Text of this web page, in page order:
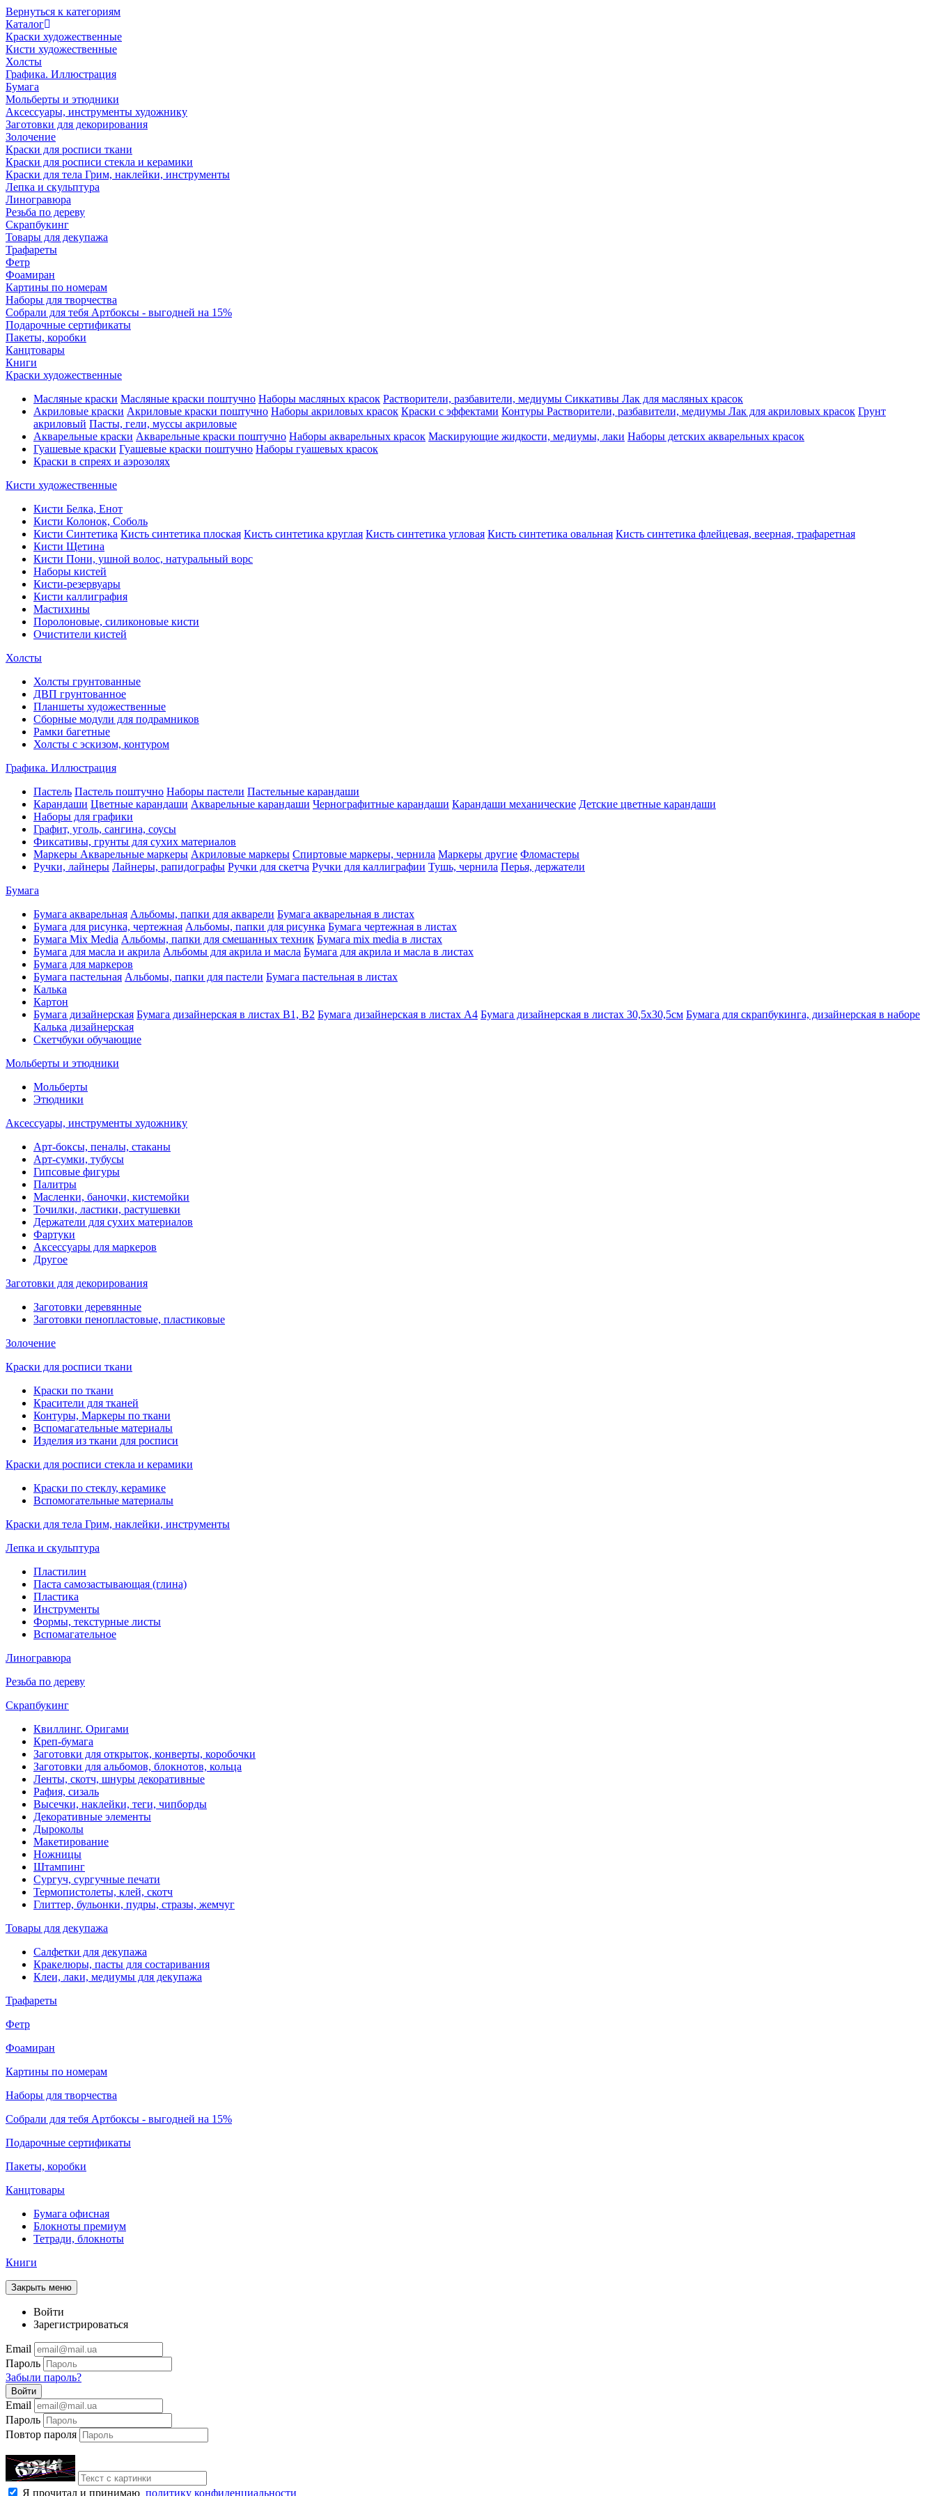
Вернуться к категориям
Каталог
Краски художественные
Кисти художественные
Холсты
Графика. Иллюстрация
Бумага
Мольберты и этюдники
Аксессуары, инструменты художнику
Заготовки для декорирования
Золочение
Краски для росписи ткани
Краски для росписи стекла и керамики
Краски для тела Грим, наклейки, инструменты
Лепка и скульптура
Линогравюра
Резьба по дереву
Скрапбукинг
Товары для декупажа
Трафареты
Фетр
Фоамиран
Картины по номерам
Наборы для творчества
Собрали для тебя Артбоксы - выгодней на 15%
Подарочные сертификаты
Пакеты, коробки
Канцтовары
Книги
Краски художественные
Масляные краски Масляные краски поштучно Наборы масляных красок Растворители, разбавители, медиумы Сиккативы Лак для масляных красок
Акриловые краски Акриловые краски поштучно Наборы акриловых красок Краски с эффектами Контуры Растворители, разбавители, медиумы Лак для акриловых красок Грунт
акриловый Пасты, гели, муссы акриловые
Акварельные краски Акварельные краски поштучно Наборы акварельных красок Маскирующие жидкости, медиумы, лаки Наборы детских акварельных красок
Гуашевые краски Гуашевые краски поштучно Наборы гуашевых красок
Краски в спреях и аэрозолях
Кисти художественные
Кисти Белка, Енот
Кисти Колонок, Соболь
Кисти Синтетика Кисть синтетика плоская Кисть синтетика круглая Кисть синтетика угловая Кисть синтетика овальная Кисть синтетика флейцевая, веерная, трафаретная
Кисти Щетина
Кисти Пони, ушной волос, натуральный ворс
Наборы кистей
Кисти-резервуары
Кисти каллиграфия
Мастихины
Поролоновые, силиконовые кисти
Очистители кистей
Холсты
Холсты грунтованные
ДВП грунтованное
Планшеты художественные
Сборные модули для подрамников
Рамки багетные
Холсты c эскизом, контуром
Графика. Иллюстрация
Пастель Пастель поштучно Наборы пастели Пастельные карандаши
Карандаши Цветные карандаши Акварельные карандаши Чернографитные карандаши Карандаши механические Детские цветные карандаши
Наборы для графики
Графит, уголь, сангина, соусы
Фиксативы, грунты для сухих материалов
Маркеры Акварельные маркеры Акриловые маркеры Спиртовые маркеры, чернила Маркеры другие Фломастеры
Ручки, лайнеры Лайнеры, рапидографы Ручки для скетча Ручки для каллиграфии Тушь, чернила Перья, держатели
Бумага
Бумага акварельная Альбомы, папки для акварели Бумага акварельная в листах
Бумага для рисунка, чертежная Альбомы, папки для рисунка Бумага чертежная в листах
Бумага Mix Media Альбомы, папки для смешанных техник Бумага mix media в листах
Бумага для масла и акрила Альбомы для акрила и масла Бумага для акрила и масла в листах
Бумага для маркеров
Бумага пастельная Альбомы, папки для пастели Бумага пастельная в листах
Калька
Картон
Бумага дизайнерская Бумага дизайнерская в листах В1, В2 Бумага дизайнерская в листах А4 Бумага дизайнерская в листах 30,5х30,5см Бумага для скрапбукинга, дизайнерская в наборе
Калька дизайнерская
Скетчбуки обучающие
Мольберты и этюдники
Мольберты
Этюдники
Аксессуары, инструменты художнику
Арт-боксы, пеналы, стаканы
Арт-сумки, тубусы
Гипсовые фигуры
Палитры
Масленки, баночки, кистемойки
Точилки, ластики, растушевки
Держатели для сухих материалов
Фартуки
Аксессуары для маркеров
Другое
Заготовки для декорирования
Заготовки деревянные
Заготовки пенопластовые, пластиковые
Золочение
Краски для росписи ткани
Краски по ткани
Красители для тканей
Контуры, Маркеры по ткани
Вспомагательные материалы
Изделия из ткани для росписи
Краски для росписи стекла и керамики
Краски по стеклу, керамике
Вспомогательные материалы
Краски для тела Грим, наклейки, инструменты
Лепка и скульптура
Пластилин
Паста самозастывающая (глина)
Пластика
Инструменты
Формы, текстурные листы
Вспомагательное
Линогравюра
Резьба по дереву
Скрапбукинг
Квиллинг. Оригами
Креп-бумага
Заготовки для открыток, конверты, коробочки
Заготовки для альбомов, блокнотов, кольца
Ленты, скотч, шнуры декоративные
Рафия, сизаль
Высечки, наклейки, теги, чипборды
Декоративные элементы
Дыроколы
Макетирование
Ножницы
Штампинг
Сургуч, сургучные печати
Термопистолеты, клей, скотч
Глиттер, бульонки, пудры, стразы, жемчуг
Товары для декупажа
Салфетки для декупажа
Кракелюры, пасты для состаривания
Клеи, лаки, медиумы для декупажа
Трафареты
Фетр
Фоамиран
Картины по номерам
Наборы для творчества
Собрали для тебя Артбоксы - выгодней на 15%
Подарочные сертификаты
Пакеты, коробки
Канцтовары
Бумага офисная
Блокноты премиум
Тетради, блокноты
Книги
Закрыть меню
Войти
Зарегистрироваться
Email
Пароль
Забыли пароль?
Войти
Email
Пароль
Повтор пароля
Я прочитал и принимаю политику конфиденциальности